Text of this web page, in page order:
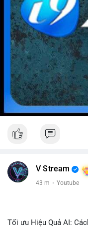
V Stream
43 m · Youtube
Tối ưu Hiệu Quả AI: